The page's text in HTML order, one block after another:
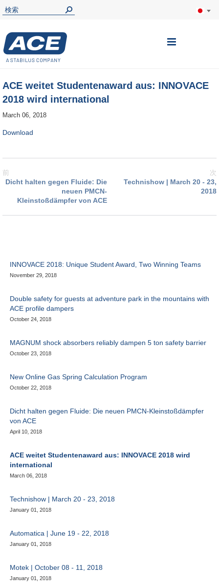
ナ
ACE weitet Studentenaward aus: INNOVACE
2018 wird international
March 06, 2018
Download
前
Dicht halten gegen Fluide: Die
neuen PMCN-
Kleinstoßdämpfer von ACE
次
Technishow | March 20 - 23,
2018
INNOVACE 2018: Unique Student Award, Two Winning Teams
November 29, 2018
Double safety for guests at adventure park in the mountains with
ACE profile dampers
October 24, 2018
MAGNUM shock absorbers reliably dampen 5 ton safety barrier
October 23, 2018
New Online Gas Spring Calculation Program
October 22, 2018
Dicht halten gegen Fluide: Die neuen PMCN-Kleinstoßdämpfer
von ACE
April 10, 2018
ACE weitet Studentenaward aus: INNOVACE 2018 wird
international
March 06, 2018
Technishow | March 20 - 23, 2018
January 01, 2018
Automatica | June 19 - 22, 2018
January 01, 2018
Motek | October 08 - 11, 2018
January 01, 2018